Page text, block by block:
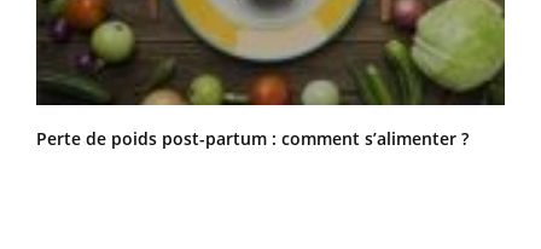
Perte de poids post-partum : comment s’alimenter ?